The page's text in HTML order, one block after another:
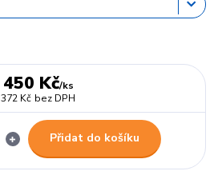
450 Kč/ks
372 Kč bez DPH
Přidat do košíku